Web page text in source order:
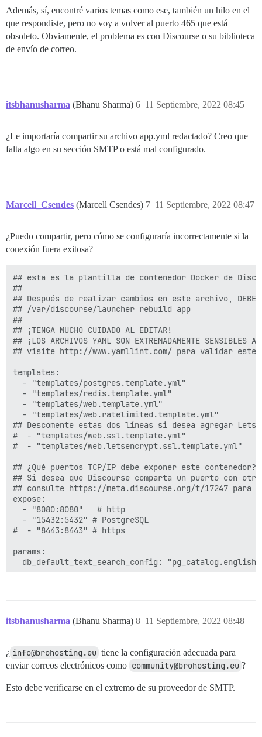
Además, sí, encontré varios temas como ese, también un hilo en el
que respondiste, pero no voy a volver al puerto 465 que está
obsoleto. Obviamente, el problema es con Discourse o su biblioteca
de envío de correo.
itsbhanusharma (Bhanu Sharma) 11 Septiembre, 2022 08:45
6
¿Le importaría compartir su archivo app.yml redactado? Creo que
falta algo en su sección SMTP o está mal configurado.
Marcell_Csendes (Marcell Csendes) 11 Septiembre, 2022 08:47
7
¿Puedo compartir, pero cómo se configuraría incorrectamente si la
conexión fuera exitosa?
## esta es la plantilla de contenedor Docker de
##
## Después de realizar cambios en este archivo,
## /var/discourse/launcher rebuild app
##
## ¡TENGA MUCHO CUIDADO AL EDITAR!
## ¡LOS ARCHIVOS YAML SON EXTREMADAMENTE SENSIBLES
## visite http://www.yamllint.com/ para validar este
templates:
  - "templates/postgres.template.yml"
  - "templates/redis.template.yml"
  - "templates/web.template.yml"
  - "templates/web.ratelimited.template.yml"
## Descomente estas dos líneas si desea agregar
#  - "templates/web.ssl.template.yml"
#  - "templates/web.letsencrypt.ssl.template.yml"
## ¿Qué puertos TCP/IP debe exponer este contenedor?
## Si desea que Discourse comparta un puerto con
## consulte https://meta.discourse.org/t/17247 para
expose:
  - "8080:8080"   # http
  - "15432:5432" # PostgreSQL
#  - "8443:8443" # https
params:
  db_default_text_search_config: "pg_catalog.english"
## puede mejorar el rendimiento de la ordenación,
## ¿Qué revisión de Git debe usar este contenedor?
  #version: tests-passed
env:
itsbhanusharma (Bhanu Sharma) 11 Septiembre, 2022 08:48
8
¿ info@brohosting.eu tiene la configuración adecuada para
enviar correos electrónicos como community@brohosting.eu ?
Esto debe verificarse en el extremo de su proveedor de SMTP.